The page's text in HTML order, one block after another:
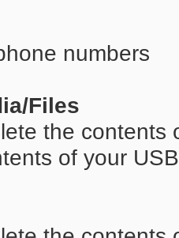
numbers
Files
the contents
of your